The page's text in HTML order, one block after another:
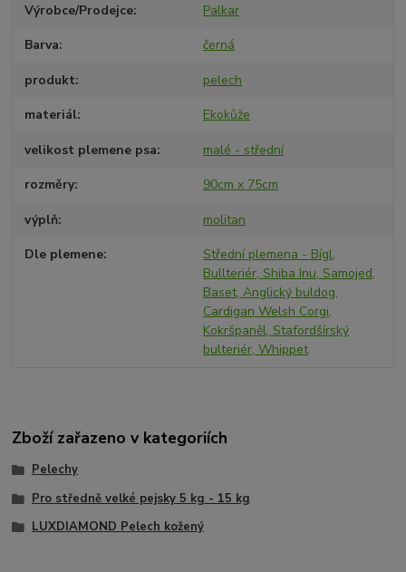
Výrobce/Prodejce Palkar
Barva černá
produkt pelech
materiál Ekokůže
velikost plemene psa malé - střední
rozměry 90cm x 75cm
výplň molitan
Dle plemene
Střední plemena - Bígl,
Bullteriér, Shiba Inu, Samojed,
Baset, Anglický buldog,
Cardigan Welsh Corgi,
Kokršpaněl, Stafordšírský
bulteriér, Whippet
Zboží zařazeno v kategoriích
Pelechy
Pro středně velké pejsky 5 kg - 15 kg
LUXDIAMOND Pelech kožený